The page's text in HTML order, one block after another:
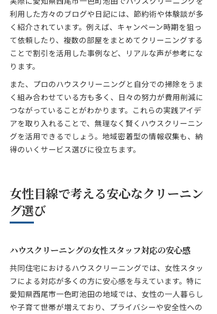
利用した方々のブログや日記には、節約術や体験談が多
く紹介されています。例えば、キャンペーン時期を狙っ
て依頼したり、複数の部屋をまとめてクリーニングする
ことで割引を活用した事例など、リアルな声が参考にな
ります。
また、プロのハウスクリーニングと自分での掃除をうま
く組み合わせている方も多く、日々の努力が費用削減に
つながっていることがわかります。これらの実践アイデ
アを取り入れることで、無理なく賢くハウスクリーニン
グを活用できるでしょう。地域密着型の情報収集も、納
得のいくサービス選びに役立ちます。
女性目線で考える安心なクリーニン
グ選び
ハウスクリーニングの女性スタッフ対応の安心感
共同住宅におけるハウスクリーニングでは、女性スタッ
フによる対応が多くの方に安心感を与えています。特に
愛知県西尾市一色町池田の地域では、女性の一人暮らし
や子育て世帯が増えており、プライバシーや安全性への